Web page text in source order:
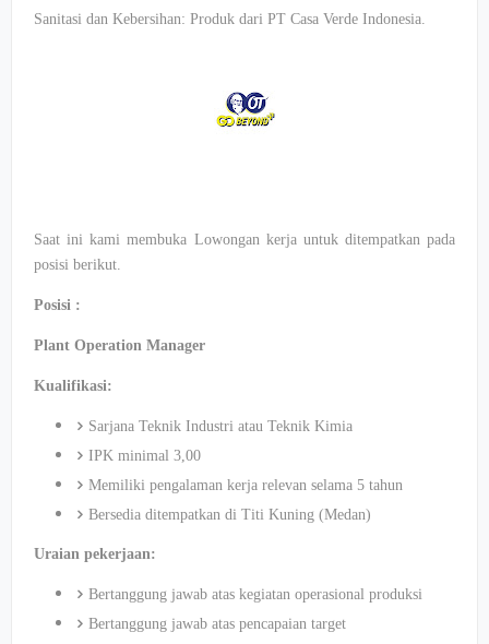
Sanitasi dan Kebersihan: Produk dari PT Casa Verde Indonesia.
Saat ini kami membuka Lowongan kerja untuk ditempatkan pada
posisi berikut.
Posisi :
Plant Operation Manager
Kualifikasi:
Sarjana Teknik Industri atau Teknik Kimia
IPK minimal 3,00
Memiliki pengalaman kerja relevan selama 5 tahun
Bersedia ditempatkan di Titi Kuning (Medan)
Uraian pekerjaan:
Bertanggung jawab atas kegiatan operasional produksi
Bertanggung jawab atas pencapaian target